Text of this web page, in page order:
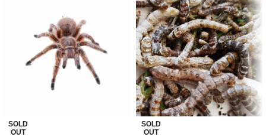
SOLD
OUT
SOLD
OUT